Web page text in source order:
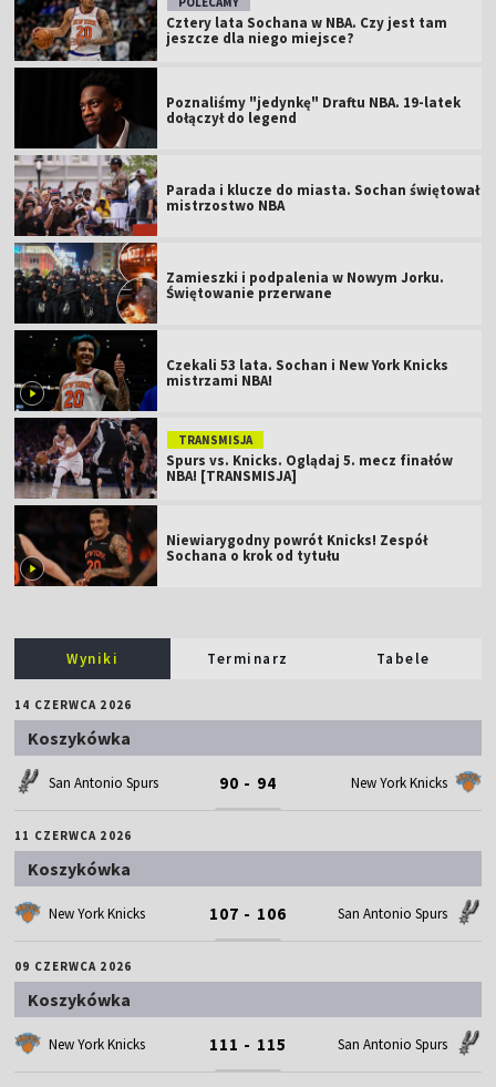
Cztery lata Sochana w NBA. Czy jest tam
jeszcze dla niego miejsce?
Poznaliśmy "jedynkę" Draftu NBA. 19-latek
dołączył do legend
Parada i klucze do miasta. Sochan świętował
mistrzostwo NBA
Zamieszki i podpalenia w Nowym Jorku.
Świętowanie przerwane
Czekali 53 lata. Sochan i New York Knicks
mistrzami NBA!
TRANSMISJA
Spurs vs. Knicks. Oglądaj 5. mecz finałów
NBA! [TRANSMISJA]
Niewiarygodny powrót Knicks! Zespół
Sochana o krok od tytułu
Wyniki Terminarz Tabele
14 CZERWCA 2026
Koszykówka
San Antonio Spurs 90 - 94 New York Knicks
11 CZERWCA 2026
Koszykówka
New York Knicks 107 - 106 San Antonio Spurs
09 CZERWCA 2026
Koszykówka
New York Knicks 111 - 115 San Antonio Spurs